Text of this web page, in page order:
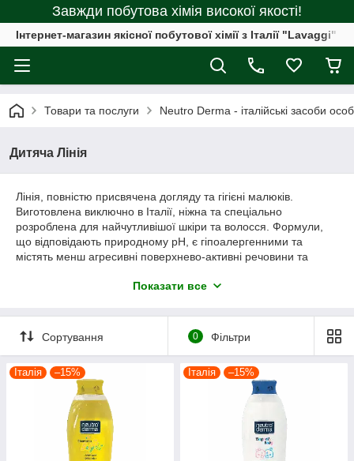
Завжди побутова хімія високої якості!
Інтернет-магазин якісної побутової хімії з Італії "Lavaggi"
Товари та послуги Neutro Derma - італійські засоби
Дитяча Лінія
Лінія, повністю присвячена догляду та гігієні малюків.
Виготовлена ​​виключно в Італії, ніжна та спеціально
розроблена для найчутливішої шкіри та волосся. Формули,
що відповідають природному pH, є гіпоалергенними та
містять менш агресивні поверхнево-активні речовини та
Показати все
Сортування 0 Фільтри
Італія –15% Італія –15%